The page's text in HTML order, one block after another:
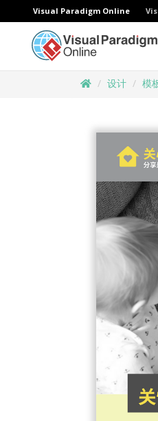
Visual Paradigm Online
设计 模